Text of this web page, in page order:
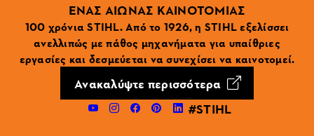
ΕΝΑΣ ΑΙΩΝΑΣ ΚΑΙΝΟΤΟΜΙΑΣ
100 χρόνια STIHL. Από το 1926, η STIHL εξελίσσει
ανελλιπώς με πάθος μηχανήματα για υπαίθριες
εργασίες και δεσμεύεται να συνεχίσει να καινοτομεί.
Ανακαλύψτε περισσότερα
#STIHL